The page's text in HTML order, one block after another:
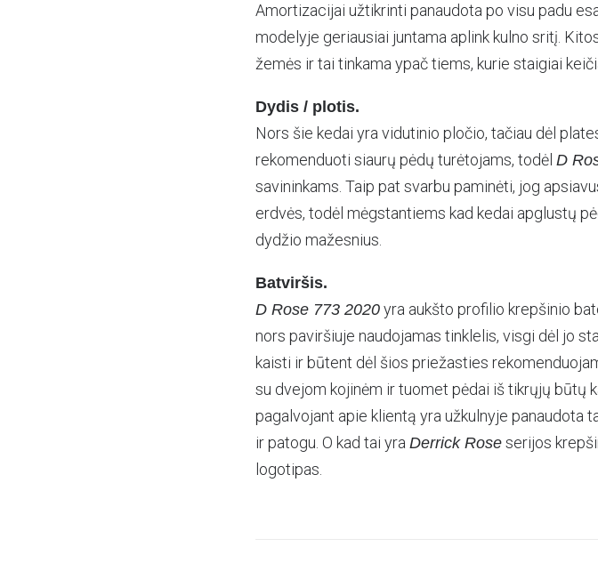
Amortizacijai užtikrinti panaudota po visu padu
modelyje geriausiai juntama aplink kulno sritį.
žemės ir tai tinkama ypač tiems, kurie staigiai
Dydis / plotis.
Nors šie kedai yra vidutinio pločio, tačiau dėl
rekomenduoti siaurų pėdų turėtojams, todėl D
savininkams. Taip pat svarbu paminėti, jog
erdvės, todėl mėgstantiems kad kedai apglustų
dydžio mažesnius.
Batviršis.
D Rose 773 2020 yra aukšto profilio krepšinio
nors paviršiuje naudojamas tinklelis, visgi dėl jo
kaisti ir būtent dėl šios priežasties
su dvejom kojinėm ir tuomet pėdai iš tikrųjų būtų
pagalvojant apie klientą yra užkulnyje panaudota
ir patogu. O kad tai yra Derrick Rose serijos
logotipas.